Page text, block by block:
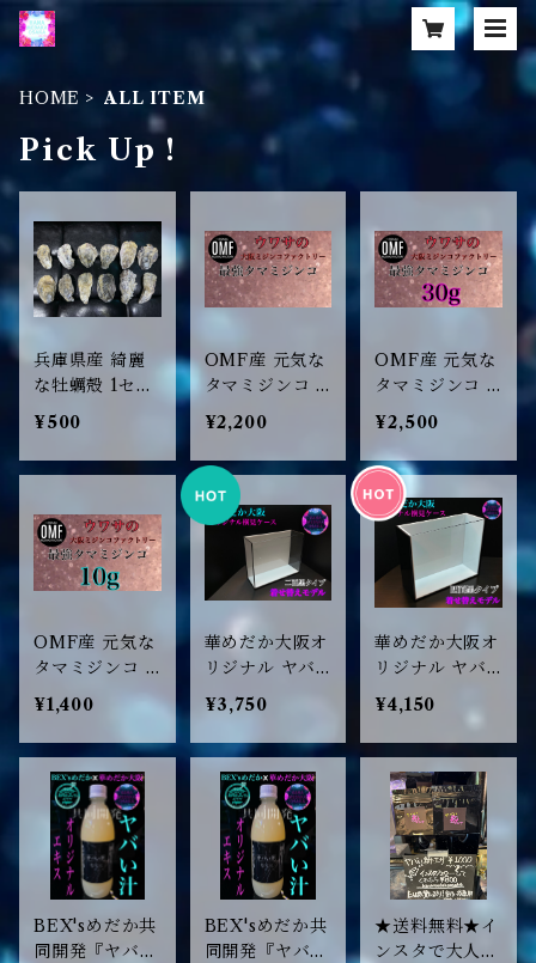
HOME ALL ITEM
Pick Up !
兵庫県産 綺麗
な牡蠣殻 1セッ
ト
¥500
OMF産 元気な
タマミジンコ 2
0g
¥2,200
OMF産 元気な
タマミジンコ 3
0g
¥2,500
OMF産 元気な
タマミジンコ 1
0g
¥1,400
華めだか大阪オ
リジナル ヤバ
いケース GB2
K 2面黒着せ替
えモデル
¥3,750
華めだか大阪オ
リジナル ヤバ
いケース GB4
K 4面黒着せ替
えモデル
¥4,150
BEX'sめだか共
同開発『ヤバい
BEX'sめだか共
同開発『ヤバい
★送料無料★イ
ンスタで大人